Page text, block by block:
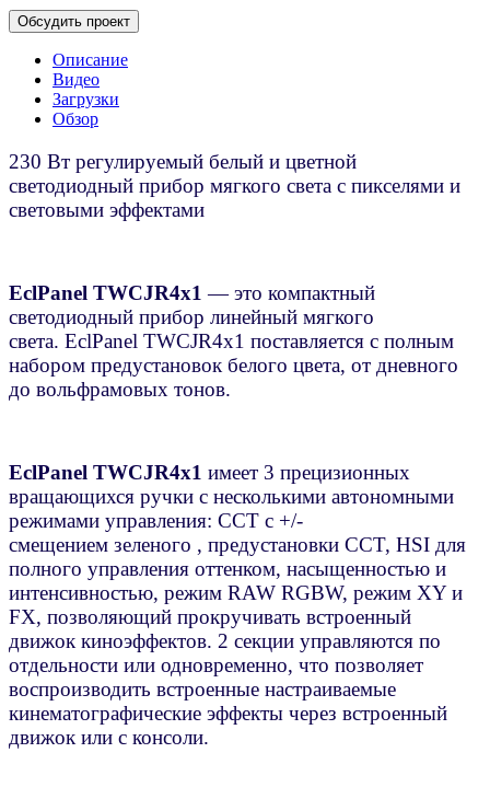
Обсудить проект
Описание
Видео
Загрузки
Обзор
230 Вт регулируемый белый и цветной
светодиодный прибор мягкого света с пикселями и
световыми эффектами
EclPanel TWCJR4x1 — это компактный
светодиодный прибор линейный мягкого
света. EclPanel TWCJR4x1 поставляется с полным
набором предустановок белого цвета, от дневного
до вольфрамовых тонов.
EclPanel TWCJR4x1 имеет 3 прецизионных
вращающихся ручки с несколькими автономными
режимами управления: CCT с +/-
смещением зеленого , предустановки CCT, HSI для
полного управления оттенком, насыщенностью и
интенсивностью, режим RAW RGBW, режим XY и
FX, позволяющий прокручивать встроенный
движок киноэффектов. 2 секции управляются по
отдельности или одновременно, что позволяет
воспроизводить встроенные настраиваемые
кинематографические эффекты через встроенный
движок или с консоли.